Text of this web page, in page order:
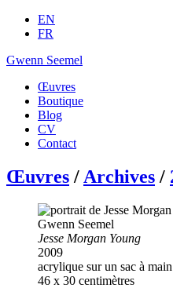
EN
FR
Gwenn Seemel
Œuvres
Boutique
Blog
CV
Contact
Œuvres / Archives /
Gwenn Seemel
Jesse Morgan Young
2009
acrylique sur un sac à
46 x 30 centimètres